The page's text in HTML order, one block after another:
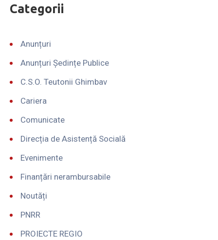
Categorii
Anunțuri
Anunțuri Ședințe Publice
C.S.O. Teutonii Ghimbav
Cariera
Comunicate
Direcția de Asistență Socială
Evenimente
Finanțări nerambursabile
Noutăți
PNRR
PROIECTE REGIO